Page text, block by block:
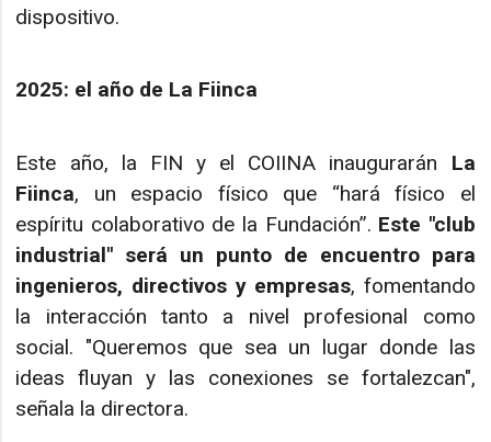
dispositivo.
2025: el año de La Fiinca
Este año, la FIN y el COIINA inaugurarán La
Fiinca, un espacio físico que “hará físico el
espíritu colaborativo de la Fundación”. Este "club
industrial" será un punto de encuentro para
ingenieros, directivos y empresas, fomentando
la interacción tanto a nivel profesional como
social. "Queremos que sea un lugar donde las
ideas fluyan y las conexiones se fortalezcan",
señala la directora.